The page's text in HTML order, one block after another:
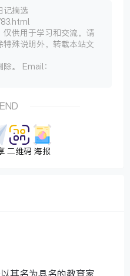
记摘选
供用于学习和交流，请
殊说明外，转载本站文
。 Email：
二维码 海报